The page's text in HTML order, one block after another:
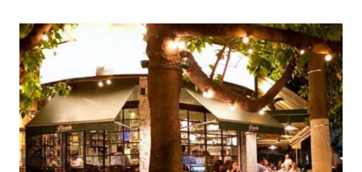
CIDADES
ATÉ
100
DE
SÃO
PAULO: